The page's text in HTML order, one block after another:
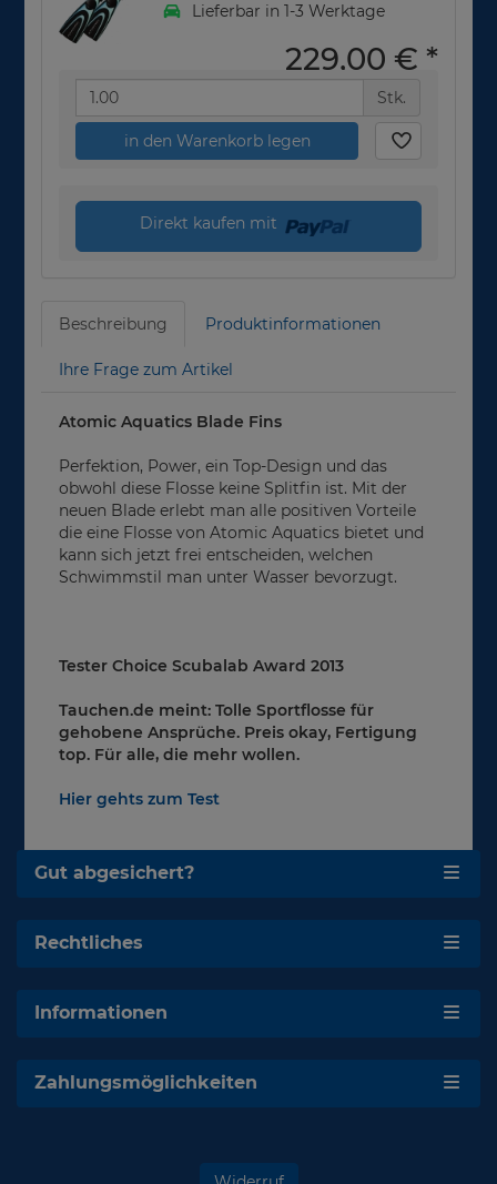
Lieferbar in 1-3 Werktage
229,00 € *
Stk.
in den Warenkorb legen
Direkt kaufen mit
Beschreibung Produktinformationen
Ihre Frage zum Artikel
Atomic Aquatics Blade Fins
Perfektion, Power, ein Top-Design und das
obwohl diese Flosse keine Splitfin ist. Mit der
neuen Blade erlebt man alle positiven Vorteile
die eine Flosse von Atomic Aquatics bietet und
kann sich jetzt frei entscheiden, welchen
Schwimmstil man unter Wasser bevorzugt.
Tester Choice Scubalab Award 2013
Tauchen.de meint: Tolle Sportflosse für
gehobene Ansprüche. Preis okay, Fertigung
top. Für alle, die mehr wollen.
Hier gehts zum Test
Gut abgesichert?
Rechtliches
Informationen
Zahlungsmöglichkeiten